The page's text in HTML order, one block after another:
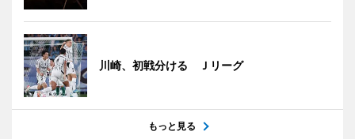
川崎、初戦分ける Ｊリーグ
もっと見る